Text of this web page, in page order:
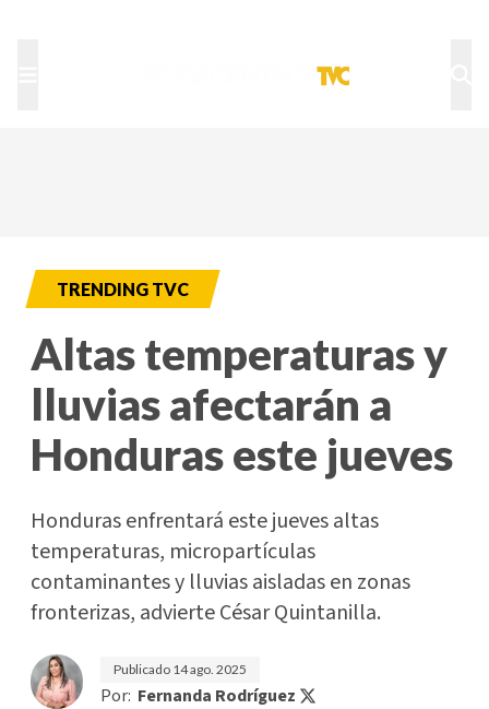
TRENDING TVC
Altas temperaturas y
lluvias afectarán a
Honduras este jueves
Honduras enfrentará este jueves altas
temperaturas, micropartículas
contaminantes y lluvias aisladas en zonas
fronterizas, advierte César Quintanilla.
Publicado 14 ago. 2025
Por: Fernanda Rodríguez